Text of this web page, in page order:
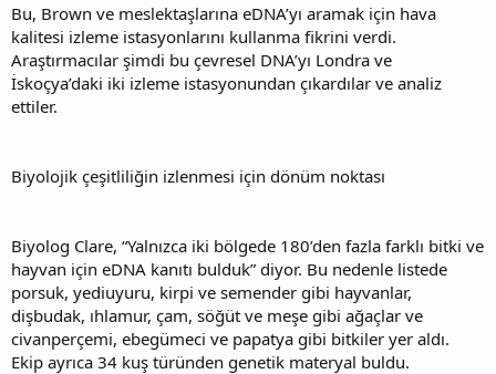
Bu, Brown ve meslektaşlarına eDNA’yı aramak için hava
kalitesi izleme istasyonlarını kullanma fikrini verdi.
Araştırmacılar şimdi bu çevresel DNA’yı Londra ve
İskoçya’daki iki izleme istasyonundan çıkardılar ve analiz
ettiler.
Biyolojik çeşitliliğin izlenmesi için dönüm noktası
Biyolog Clare, “Yalnızca iki bölgede 180’den fazla farklı bitki ve
hayvan için eDNA kanıtı bulduk” diyor. Bu nedenle listede
porsuk, yediuyuru, kirpi ve semender gibi hayvanlar,
dişbudak, ıhlamur, çam, söğüt ve meşe gibi ağaçlar ve
civanperçemi, ebegümeci ve papatya gibi bitkiler yer aldı.
Ekip ayrıca 34 kuş türünden genetik materyal buldu.